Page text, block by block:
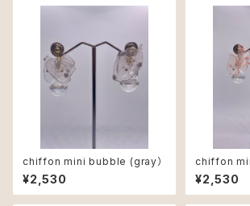
chiffon mini bubble (gray）
¥2,530
chiffon
¥2,530